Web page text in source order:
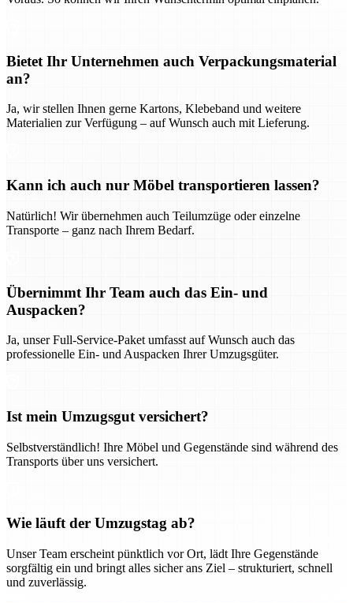
Bietet Ihr Unternehmen auch Verpackungsmaterial
an?
Ja, wir stellen Ihnen gerne Kartons, Klebeband und weitere
Materialien zur Verfügung – auf Wunsch auch mit Lieferung.
Kann ich auch nur Möbel transportieren lassen?
Natürlich! Wir übernehmen auch Teilumzüge oder einzelne
Transporte – ganz nach Ihrem Bedarf.
Übernimmt Ihr Team auch das Ein- und
Auspacken?
Ja, unser Full-Service-Paket umfasst auf Wunsch auch das
professionelle Ein- und Auspacken Ihrer Umzugsgüter.
Ist mein Umzugsgut versichert?
Selbstverständlich! Ihre Möbel und Gegenstände sind während des
Transports über uns versichert.
Wie läuft der Umzugstag ab?
Unser Team erscheint pünktlich vor Ort, lädt Ihre Gegenstände
sorgfältig ein und bringt alles sicher ans Ziel – strukturiert, schnell
und zuverlässig.